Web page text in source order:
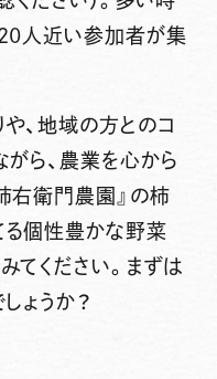
20人近い参加者が集
、地域の方とのコ
がら、農業を心から
右衛門農園』の柿
る個性豊かな野菜
てください。まずは
ょうか？